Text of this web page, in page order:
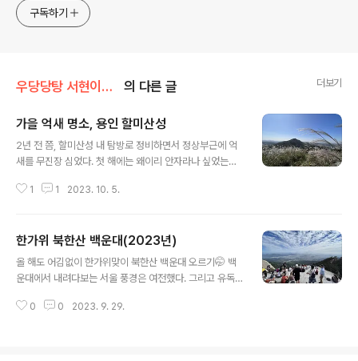
approach will be to resist any common sense or
generalized viewpoint
구독하기
우당당탕 서현이의 문화유산 답사기 의 다른 글 더보기
가을 억새 명소, 용인 할미산성
2년 전 쯤, 할미산성 내 탐방로 정비하면서 정상부근에 억
새를 무진장 심었다. 첫 해에는 왜이리 안자라나 싶었는데,
성산을 바라보기에 괜찮은 가을 경관이 되지 않았나 싶다.
마가 올라오기 전, 습하고 더운 6월의 어느 날 오랜만에 할
미산성에 올랐다. 용인에서 학예연구사로 살아오면서 처음
만난 유적이 할미산성이었다. 토지매입, 발굴조사, 정비공
1 1 2023. 10. 5.
한가위 북한산 백운대(2023년)
올 해도 어김없이 한가위맞이 북한산 백운대 오르기🤭 백
운대에서 내려다보는 서울 풍경은 여전했다. 그리고 유독
인인듯. 대체 이 많은 외국인들은 왜 북한산에 오르는 걸
0 0 2023. 9. 29.